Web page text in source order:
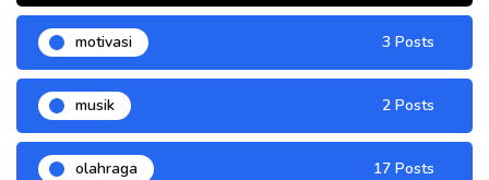
motivasi 3 Posts
musik 2 Posts
olahraga 17 Posts